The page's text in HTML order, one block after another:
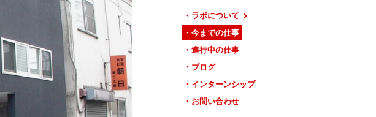
ラボについて
今までの仕事
進行中の仕事
ブログ
インターンシップ
お問い合わせ